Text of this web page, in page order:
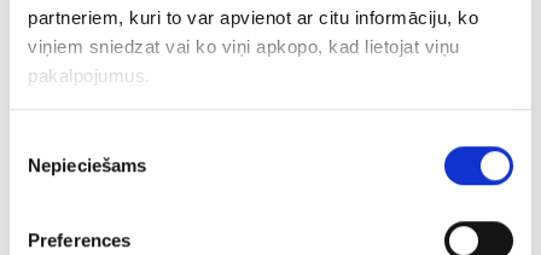
partneriem, kuri to var apvienot ar citu informāciju, ko
viņiem sniedzat vai ko viņi apkopo, kad lietojat viņu
pakalpojumus.
izvēle
Nepieciešams
Preferences